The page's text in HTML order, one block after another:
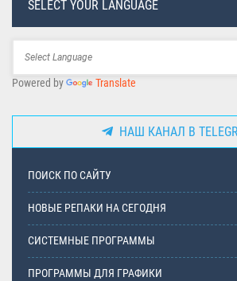
SELECT YOUR LANGUAGE
Powered by Translate
НАШ КАНАЛ В
ПОИСК ПО САЙТУ
НОВЫЕ РЕПАКИ НА СЕГОДНЯ
СИСТЕМНЫЕ ПРОГРАММЫ
ПРОГРАММЫ ДЛЯ ГРАФИКИ